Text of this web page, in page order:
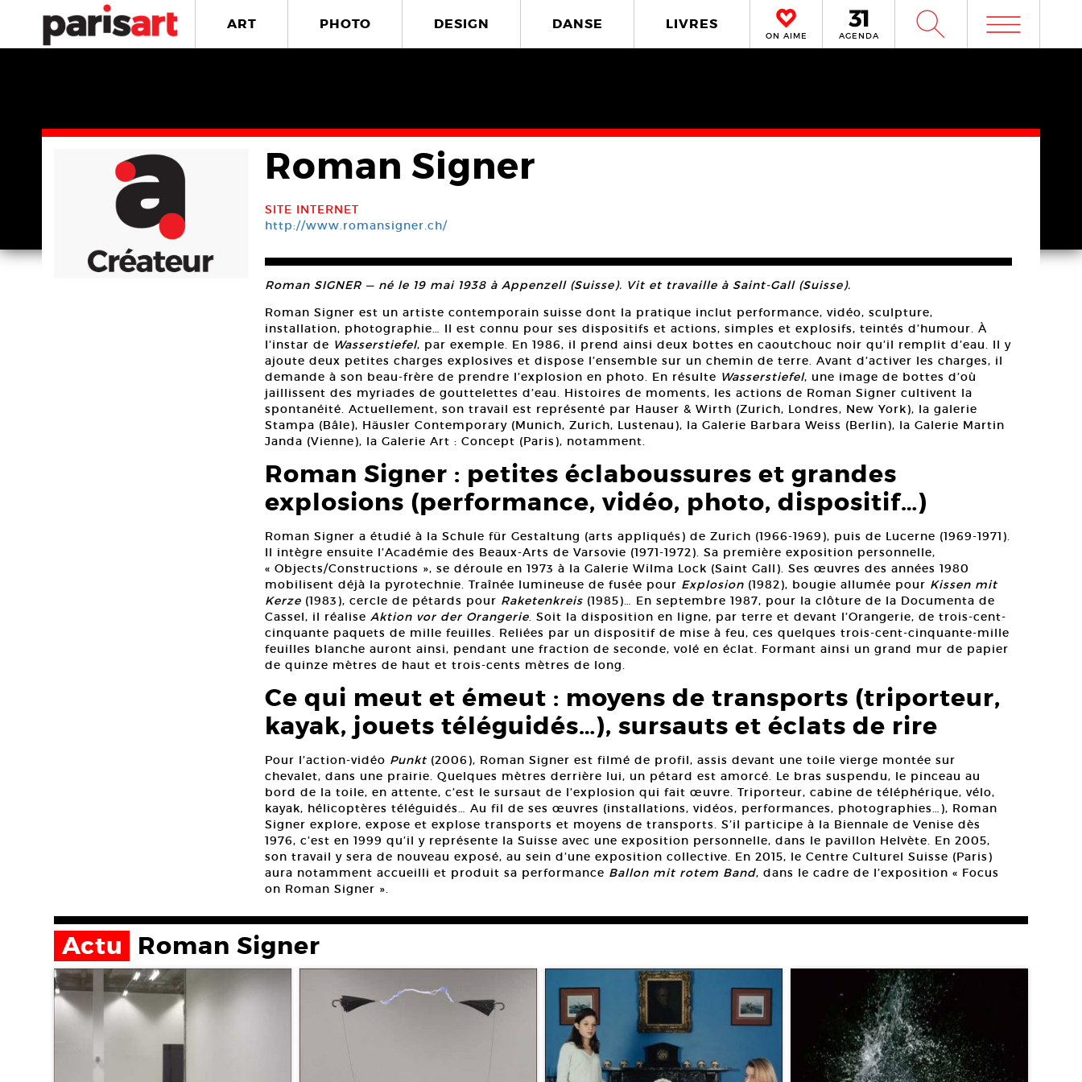
ART PHOTO DESIGN DANSE LIVRES
ON AIME AGENDA W m
Roman Signer
SITE INTERNET
http://www.romansigner.ch/
Roman SIGNER — né le 19 mai 1938 à Appenzell (Suisse). Vit et travaille à Saint-Gall (Suisse).
Roman Signer est un artiste contemporain suisse dont la pratique inclut performance, vidéo, sculpture,
installation, photographie… Il est connu pour ses dispositifs et actions, simples et explosifs, teintés d’humour. À
l’instar de Wasserstiefel, par exemple. En 1986, il prend ainsi deux bottes en caoutchouc noir qu’il remplit d’eau. Il y
ajoute deux petites charges explosives et dispose l’ensemble sur un chemin de terre. Avant d’activer les charges, il
demande à son beau-frère de prendre l’explosion en photo. En résulte Wasserstiefel, une image de bottes d’où
jaillissent des myriades de gouttelettes d’eau. Histoires de moments, les actions de Roman Signer cultivent la
spontanéité. Actuellement, son travail est représenté par Hauser & Wirth (Zurich, Londres, New York), la galerie
Stampa (Bâle), Häusler Contemporary (Munich, Zurich, Lustenau), la Galerie Barbara Weiss (Berlin), la Galerie Martin
Janda (Vienne), la Galerie Art : Concept (Paris), notamment.
Roman Signer : petites éclaboussures et grandes
explosions (performance, vidéo, photo, dispositif…)
Roman Signer a étudié à la Schule für Gestaltung (arts appliqués) de Zurich (1966-1969), puis de Lucerne (1969-1971).
Il intègre ensuite l’Académie des Beaux-Arts de Varsovie (1971-1972). Sa première exposition personnelle,
« Objects/Constructions », se déroule en 1973 à la Galerie Wilma Lock (Saint Gall). Ses œuvres des années 1980
mobilisent déjà la pyrotechnie. Traînée lumineuse de fusée pour Explosion (1982), bougie allumée pour Kissen mit
Kerze (1983), cercle de pétards pour Raketenkreis (1985)… En septembre 1987, pour la clôture de la Documenta de
Cassel, il réalise Aktion vor der Orangerie. Soit la disposition en ligne, par terre et devant l’Orangerie, de trois-cent-
cinquante paquets de mille feuilles. Reliées par un dispositif de mise à feu, ces quelques trois-cent-cinquante-mille
feuilles blanche auront ainsi, pendant une fraction de seconde, volé en éclat. Formant ainsi un grand mur de papier
de quinze mètres de haut et trois-cents mètres de long.
Ce qui meut et émeut : moyens de transports (triporteur,
kayak, jouets téléguidés…), sursauts et éclats de rire
Pour l’action-vidéo Punkt (2006), Roman Signer est filmé de profil, assis devant une toile vierge montée sur
chevalet, dans une prairie. Quelques mètres derrière lui, un pétard est amorcé. Le bras suspendu, le pinceau au
bord de la toile, en attente, c’est le sursaut de l’explosion qui fait œuvre. Triporteur, cabine de téléphérique, vélo,
kayak, hélicoptères téléguidés… Au fil de ses œuvres (installations, vidéos, performances, photographies…), Roman
Signer explore, expose et explose transports et moyens de transports. S’il participe à la Biennale de Venise dès
1976, c’est en 1999 qu’il y représente la Suisse avec une exposition personnelle, dans le pavillon Helvète. En 2005,
son travail y sera de nouveau exposé, au sein d’une exposition collective. En 2015, le Centre Culturel Suisse (Paris)
aura notamment accueilli et produit sa performance Ballon mit rotem Band, dans le cadre de l’exposition « Focus
on Roman Signer ».
Actu Roman Signer